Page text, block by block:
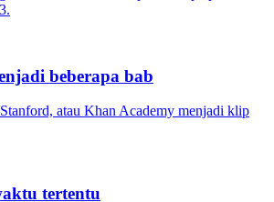
beberapa bab
atau Khan Academy menjadi klip
tertentu